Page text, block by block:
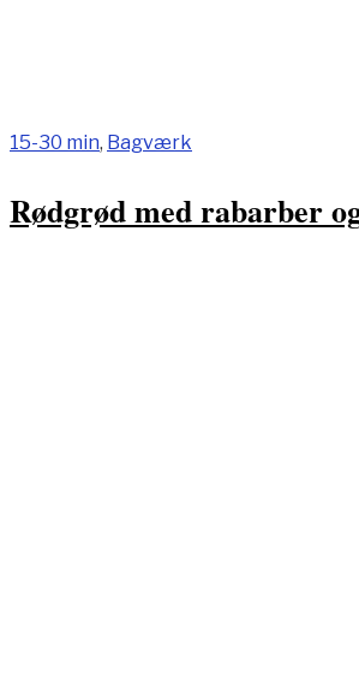
15-30 min, Bagværk
Rødgrød med rabarber